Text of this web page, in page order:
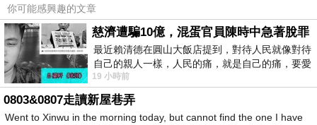
純手工台灣製作，品質保證
你可能感興趣的文章
慈濟遭騙10億，混蛋官員陳時中急著脫罪
最近賴清德在圓山大飯店提到，對待人民就像對待
自己的親人一樣，人民的痛，就是自己的痛，要愛
民如親，說的這麼好聽，實際上根本沒做
19 小時前
0803&0807走讀新屋巷弄
Went to Xinwu in the morning today, but cannot find the one I have